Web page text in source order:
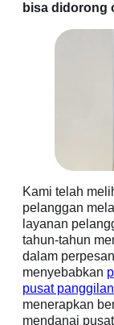
bisa didorong
Kami telah
pelanggan
layanan
tahun-tahun
dalam
menyebabkan
pusat
menerapkan
mendanai